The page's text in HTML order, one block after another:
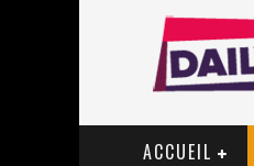
ACCUEIL